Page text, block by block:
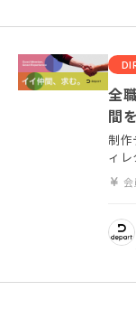
全
間
制作
ィ
会